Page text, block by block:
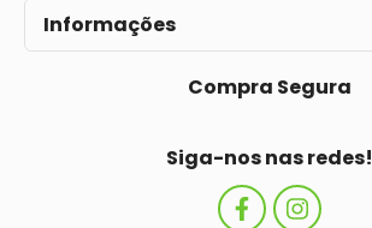
Informações
Compra Segura
Siga-nos nas redes!